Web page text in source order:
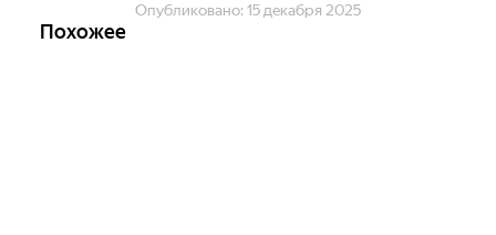
Опубликовано: 15 декабря 2025
Похожее